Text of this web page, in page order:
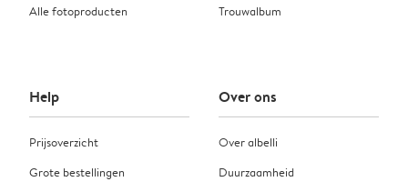
Alle fotoproducten
Trouwalbum
Help
Prijsoverzicht
Grote bestellingen
Over ons
Over albelli
Duurzaamheid